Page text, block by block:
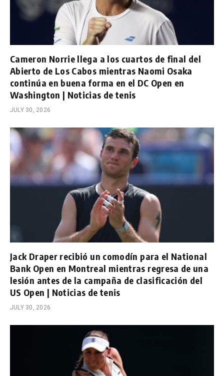
Cameron Norrie llega a los cuartos de final del
Abierto de Los Cabos mientras Naomi Osaka
continúa en buena forma en el DC Open en
Washington | Noticias de tenis
JULY 30, 2026
Jack Draper recibió un comodín para el National
Bank Open en Montreal mientras regresa de una
lesión antes de la campaña de clasificación del
US Open | Noticias de tenis
JULY 30, 2026